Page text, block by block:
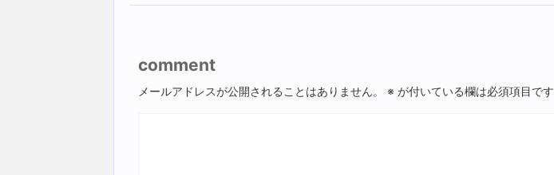
comment
メールアドレスが公開されることはありません。 ※ が付いている欄は必須項目です